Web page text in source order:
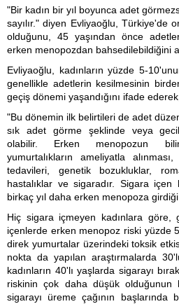
"Bir kadın bir yıl boyunca adet
sayılır." diyen Evliyaoğlu, Türkiye'de
olduğunu, 45 yaşından önce
erken menopozdan bahsedilebildiğini
Evliyaoğlu, kadınların yüzde 5-
genellikle adetlerin kesilmesinin
geçiş dönemi yaşandığını ifade
"Bu dönemin ilk belirtileri de adet
sık adet görme şeklinde veya
olabilir. Erken menopozun
yumurtalıkların ameliyatla
tedavileri, genetik bozukluklar,
hastalıklar ve sigaradır. Sigara içen
birkaç yıl daha erken menopoza
Hiç sigara içmeyen kadınlara göre,
içenlerde erken menopoz riski yüzde
direk yumurtalar üzerindeki toksik
nokta da yapılan araştırmalarda
kadınların 40'lı yaşlarda sigarayı
riskinin çok daha düşük olduğunun
sigarayı üreme çağının başlarında